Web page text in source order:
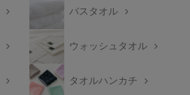
バスタオル
ウォッシュタオル
タオルハンカチ